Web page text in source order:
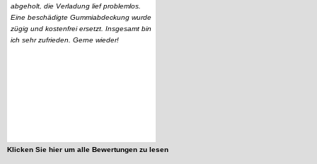
abgeholt, die Verladung lief problemlos.
Eine beschädigte Gummiabdeckung wurde
zügig und kostenfrei ersetzt. Insgesamt bin
ich sehr zufrieden. Gerne wieder!
Klicken Sie hier um alle Bewertungen zu lesen